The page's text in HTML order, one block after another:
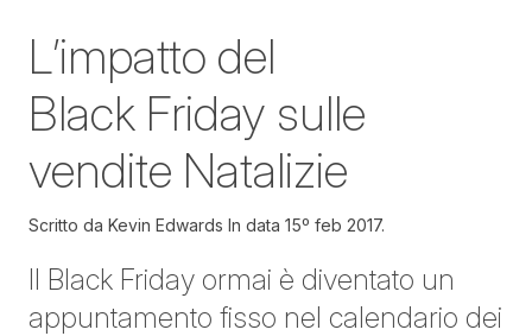
L’impatto del
Black Friday sulle
vendite Natalizie
Scritto da Kevin Edwards In data 15º feb 2017.
Il Black Friday ormai è diventato un
appuntamento fisso nel calendario dei